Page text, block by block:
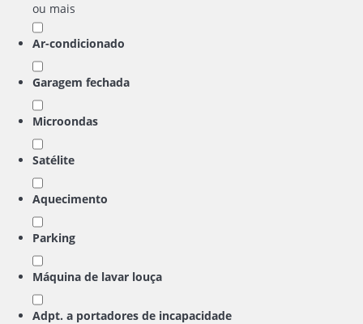
ou mais
Ar-condicionado
Garagem fechada
Microondas
Satélite
Aquecimento
Parking
Máquina de lavar louça
Adpt. a portadores de incapacidade